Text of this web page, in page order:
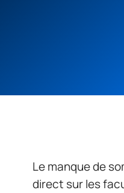
Le manque de
direct sur les